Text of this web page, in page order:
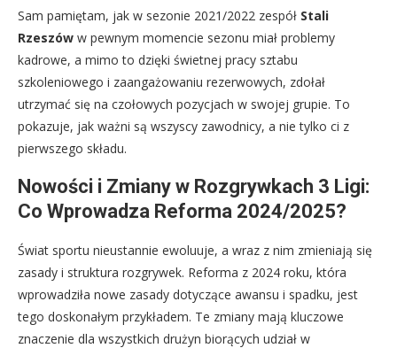
Sam pamiętam, jak w sezonie 2021/2022 zespół Stali
Rzeszów w pewnym momencie sezonu miał problemy
kadrowe, a mimo to dzięki świetnej pracy sztabu
szkoleniowego i zaangażowaniu rezerwowych, zdołał
utrzymać się na czołowych pozycjach w swojej grupie. To
pokazuje, jak ważni są wszyscy zawodnicy, a nie tylko ci z
pierwszego składu.
Nowości i Zmiany w Rozgrywkach 3 Ligi:
Co Wprowadza Reforma 2024/2025?
Świat sportu nieustannie ewoluuje, a wraz z nim zmieniają się
zasady i struktura rozgrywek. Reforma z 2024 roku, która
wprowadziła nowe zasady dotyczące awansu i spadku, jest
tego doskonałym przykładem. Te zmiany mają kluczowe
znaczenie dla wszystkich drużyn biorących udział w